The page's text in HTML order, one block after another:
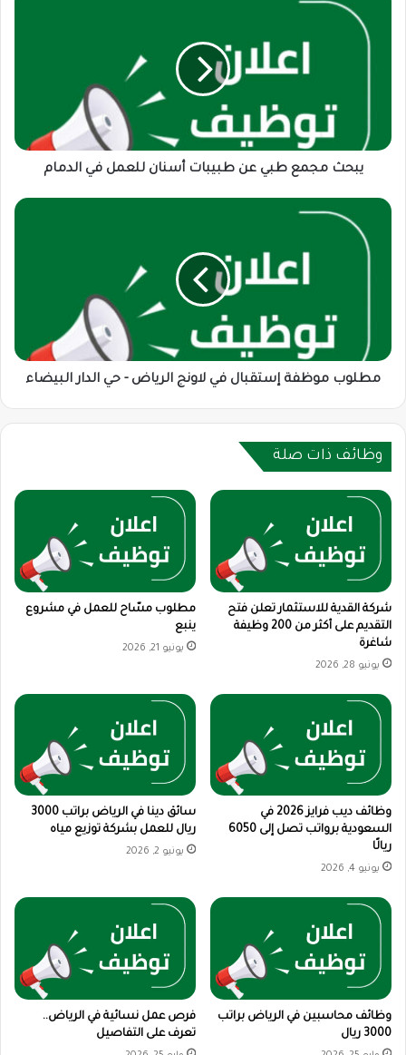
الدمام
يبحث مجمع طبي عن طبيبات أسنان للعمل في الدمام
مطلوب
موظفة
إستقبال
الدار
البيضاء
مطلوب موظفة إستقبال في لاونج الرياض - حي الدار البيضاء
وظائف ذات صلة
شركة القدية للاستثمار تعلن فتح
التقديم على أكثر من 200 وظيفة
شاغرة
يونيو 28, 2026
مطلوب مسّاح للعمل في مشروع
ينبع
يونيو 21, 2026
وظائف ديب فرايز 2026 في
السعودية برواتب تصل إلى 6050
ريالًا
يونيو 4, 2026
سائق دينا في الرياض براتب 3000
ريال للعمل بشركة توزيع مياه
يونيو 2, 2026
وظائف محاسبين في الرياض براتب
3000 ريال
فرص عمل نسائية في الرياض..
تعرف على التفاصيل